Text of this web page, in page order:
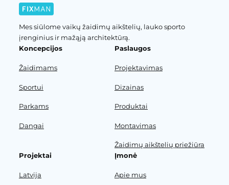
Mes siūlome vaikų žaidimų aikštelių, lauko sporto
įrenginius ir mažąją architektūrą.
Koncepcijos
Žaidimams
Sportui
Parkams
Dangai
Paslaugos
Projektavimas
Dizainas
Produktai
Montavimas
Žaidimų aikštelių priežiūra
Projektai
Latvija
Įmonė
Apie mus